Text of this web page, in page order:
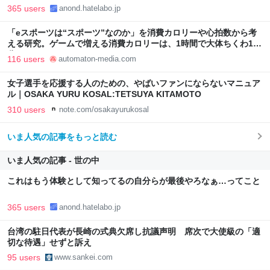
365 users anond.hatelabo.jp
「eスポーツは“スポーツ”なのか」を消費カロリーや心拍数から考
える研究。ゲームで増える消費カロリーは、1時間で大体ちくわ1本
分 - AUTOMATON
116 users automaton-media.com
女子選手を応援する人のための、やばいファンにならないマニュア
ル｜OSAKA YURU KOSAL:TETSUYA KITAMOTO
310 users note.com/osakayurukosal
いま人気の記事をもっと読む
いま人気の記事 - 世の中
これはもう体験として知ってるの自分らが最後やろなぁ…ってこと
365 users anond.hatelabo.jp
台湾の駐日代表が長崎の式典欠席し抗議声明 席次で大使級の「適
切な待遇」せずと訴え
95 users www.sankei.com